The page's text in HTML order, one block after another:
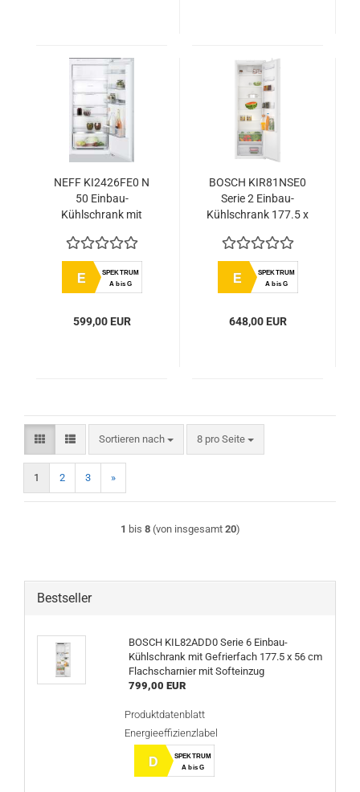
NEFF KI2426FE0 N
50 Einbau-
Kühlschrank mit
56 cm Flachscharnier
E
SPEKTRUM
A bis G
599,00 EUR
BOSCH KIR81NSE0
Serie 2 Einbau-
Kühlschrank 177.5 x
Schleppscharnier
E
SPEKTRUM
A bis G
648,00 EUR
Sortieren nach
Sortieren nach 8 pro Seite
pro Seite
1 2 3 »
1 bis 8(von insgesamt 20)
Bestseller
BOSCH KIL82ADD0 Serie 6 Einbau-
Kühlschrank mit Gefrierfach 177.5 x 56 cm
Flachscharnier mit Softeinzug
799,00 EUR
Produktdatenblatt
Energieeffizienzlabel
D
SPEKTRUM
A bis G